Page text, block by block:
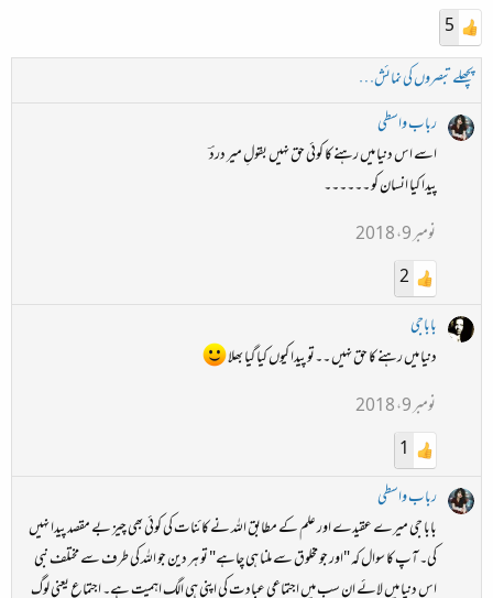
5
پچھلے تبصروں کی نمائش…
رباب واسطی
اسے اس دنیا میں رہنے کا کوئی حق نہیں بقولِ میر دردؔ
پیدا کیا انسان کو ۔۔۔۔۔۔
نومبر 9، 2018
2
باباجی
دنیا میں رہنے کا حق نہیں ۔۔تو پیدا کیوں کیا گیا بھلا
نومبر 9، 2018
1
رباب واسطی
بابا جی میرے عقیدے اور علم کے مطابق اللہ نے کائنات کی کوئی بھی چیز بے مقصد پیدا نہیں
کی۔ آپ کا سوال کہ "اور جو مخلوق سے ملنا ہی چاہے" تو ہر دین جو اللہ کی طرف سے مختلف نبی
اس دنیا میں لائے ان سب میں اجتماعی عبادت کی اپنی ہی الگ اہمیت ہے۔ اجتماع یعنی لوگ